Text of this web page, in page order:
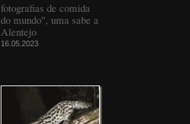
fotografias de comida
do mundo", uma sabe a
Alentejo
16.05.2023